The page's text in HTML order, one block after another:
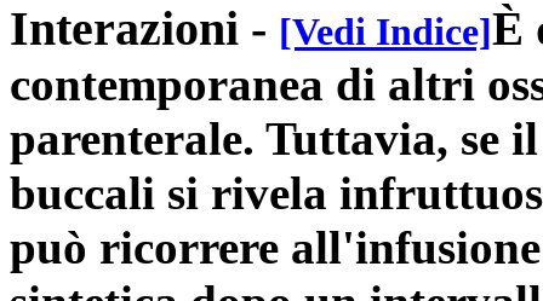
Interazioni - [Vedi Indice]È
contemporanea di altri
parenterale. Tuttavia, se
buccali si rivela
può ricorrere